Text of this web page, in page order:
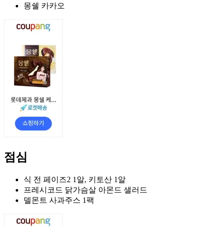
몽쉘 카카오
점심
식 전 페이즈2 1알, 키토산 1알
프레시코드 닭가슴살 아몬드 샐러드
델몬트 사과주스 1팩